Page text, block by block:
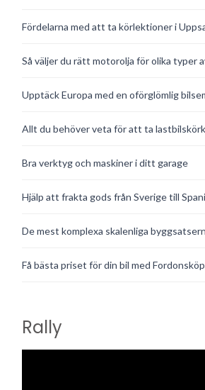
Fördelarna med att ta körlektioner i
Så väljer du rätt motorolja för olika typer
Upptäck Europa med en oförglömlig
Allt du behöver veta för att ta
Bra verktyg och maskiner i ditt garage
Hjälp att frakta gods från Sverige till
De mest komplexa skalenliga
Få bästa priset för din bil med
Rally